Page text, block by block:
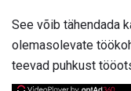
See võib tähendada
olemasolevate
teevad puhkust